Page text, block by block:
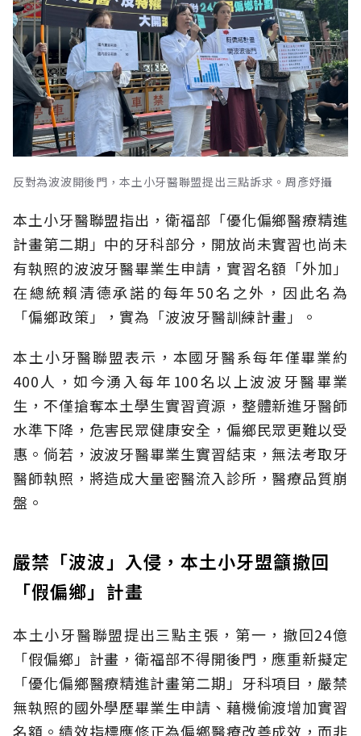
反對為波波開後門，本土小牙醫聯盟提出三點訴求。周彥妤攝
本土小牙醫聯盟指出，衛福部「優化偏鄉醫療精進
計畫第二期」中的牙科部分，開放尚未實習也尚未
有執照的波波牙醫畢業生申請，實習名額「外加」
在總統賴清德承諾的每年50名之外，因此名為
「偏鄉政策」，實為「波波牙醫訓練計畫」。
本土小牙醫聯盟表示，本國牙醫系每年僅畢業約
400人，如今湧入每年100名以上波波牙醫畢業
生，不僅搶奪本土學生實習資源，整體新進牙醫師
水準下降，危害民眾健康安全，偏鄉民眾更難以受
惠。倘若，波波牙醫畢業生實習結束，無法考取牙
醫師執照，將造成大量密醫流入診所，醫療品質崩
盤。
嚴禁「波波」入侵，本土小牙盟籲撤回
「假偏鄉」計畫
本土小牙醫聯盟提出三點主張，第一，撤回24億
「假偏鄉」計畫，衛福部不得開後門，應重新擬定
「優化偏鄉醫療精進計畫第二期」牙科項目，嚴禁
無執照的國外學歷畢業生申請、藉機偷渡增加實習
名額。績效指標應修正為偏鄉醫療改善成效，而非